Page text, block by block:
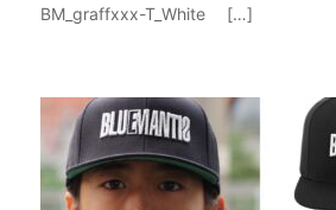
BM_graffxxx-T_White […]